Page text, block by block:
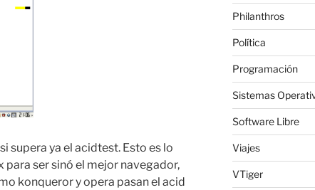
supera ya el acidtest. Esto es lo
ser sinó el mejor navegador,
konqueror y opera pasan el acid
Philanthros
Política
Programación
Sistemas
Software Libre
Viajes
VTiger